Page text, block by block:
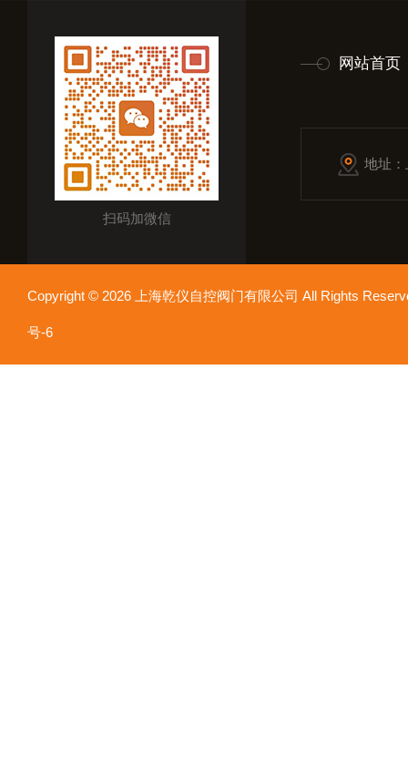
扫码加微信
网站首页
地址
Copyright © 2026 上海乾仪自控阀门有限公司 All Rights
号-6